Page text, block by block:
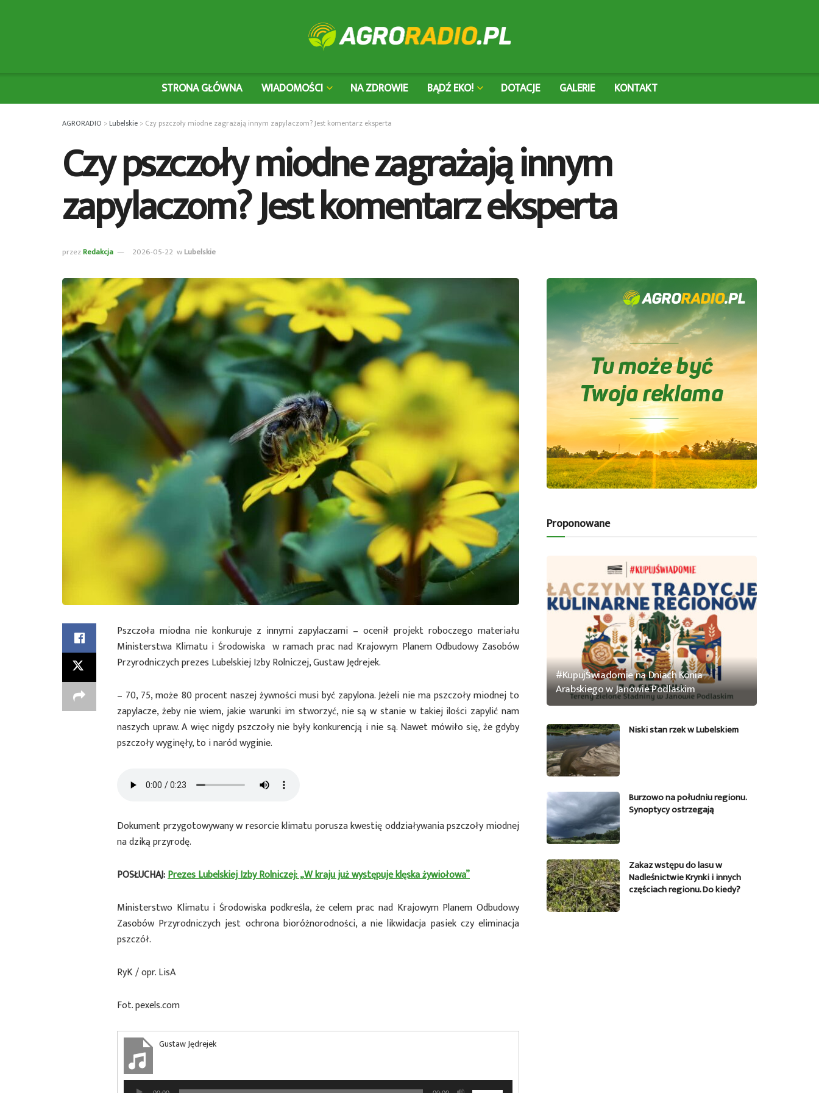
STRONA GŁÓWNA WIADOMOŚCI NA ZDROWIE BĄDŹ EKO! DOTACJE GALERIE KONTAKT
AGRORADIO >Lubelskie > Czy pszczoły miodne zagrażają innym zapylaczom? Jest komentarz eksperta
Czy pszczoły miodne zagrażają innym
zapylaczom? Jest komentarz eksperta
przezRedakcja 2026-05-22 wLubelskie
Pszczoła miodna nie konkuruje z innymi zapylaczami – ocenił projekt roboczego materiału
Ministerstwa Klimatu i Środowiska w ramach prac nad Krajowym Planem Odbudowy Zasobów
Przyrodniczych prezes Lubelskiej Izby Rolniczej, Gustaw Jędrejek.
– 70, 75, może 80 procent naszej żywności musi być zapylona. Jeżeli nie ma pszczoły miodnej to
zapylacze, żeby nie wiem, jakie warunki im stworzyć, nie są w stanie w takiej ilości zapylić nam
naszych upraw. A więc nigdy pszczoły nie były konkurencją i nie są. Nawet mówiło się, że gdyby
pszczoły wyginęły, to i naród wyginie.
Dokument przygotowywany w resorcie klimatu porusza kwestię oddziaływania pszczoły miodnej
na dziką przyrodę.
POSŁUCHAJ:Prezes Lubelskiej Izby Rolniczej: „W kraju już występuje klęska żywiołowa”
Ministerstwo Klimatu i Środowiska podkreśla, że celem prac nad Krajowym Planem Odbudowy
Zasobów Przyrodniczych jest ochrona bioróżnorodności, a nie likwidacja pasiek czy eliminacja
pszczół.
RyK / opr. LisA
Fot. pexels.com
Gustaw Jędrejek
Odtwarzacz
Proponowane
#KupujŚwiadomie na Dniach Konia
Arabskiego w Janowie Podlaskim
Niski stan rzek w Lubelskiem
Burzowo na południu regionu.
Synoptycy ostrzegają
Zakaz wstępu do lasu w
Nadleśnictwie Krynki i innych
częściach regionu. Do kiedy?